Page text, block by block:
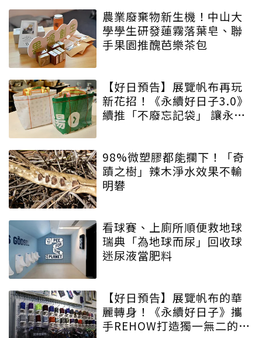
農業廢棄物新生機！中山大
學學生研發蓮霧落葉皂、聯
手果園推醜芭樂茶包
【好日預告】展覽帆布再玩
新花招！《永續好日子3.0》
續推「不廢忘記袋」 讓永續
98%微塑膠都能攔下！「奇
蹟之樹」辣木淨水效果不輸
明礬
看球賽、上廁所順便救地球
瑞典「為地球而尿」回收球
迷尿液當肥料
【好日預告】展覽帆布的華
麗轉身！《永續好日子》攜
手REHOW打造獨一無二的